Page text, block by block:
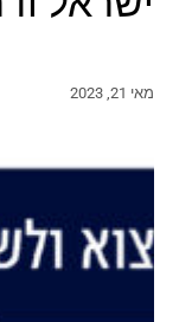
מאי 21, 2023